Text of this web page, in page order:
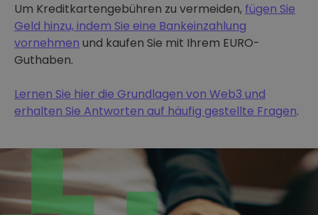
Um Kreditkartengebühren zu vermeiden, fügen Sie
Geld hinzu, indem Sie eine Bankeinzahlung
vornehmen und kaufen Sie mit Ihrem EURO-
Guthaben.
Lernen Sie hier die Grundlagen von Web3 und
erhalten Sie Antworten auf häufig gestellte Fragen.